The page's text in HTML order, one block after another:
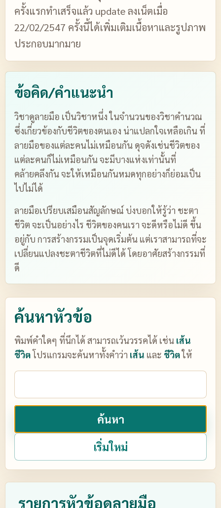
ครั้งแรกทำเสร็จแล้ว update ลงเน็ตเมื่อ
22/02/2547 ครั้งนี้ได้เพิ่มเติมเนื้อหาและรูปภาพ
ประกอบมากมาย
ข้อคิด/คำแนะนำ
วิชาดูลายมือ เป็นวิชาหนึ่ง ในจำนวนของวิชาคำนวณ
ซึ่งเกี่ยวข้องกับชีวิตของตนเอง น่าแปลกใจเหลือเกิน ที่
ลายมือของแต่ละคนไม่เหมือนกัน ดุจดังเช่นชีวิตของ
แต่ละคนก็ไม่เหมือนกัน จะมีบางแห่งเท่านั้นที่
คล้ายคลึงกัน จะให้เหมือนกันหมดทุกอย่างก็ย่อมเป็น
ไปไม่ได้
ลายมือเปรียบเสมือนสัญลักษณ์ บ่งบอกให้รู้ว่า ชะตา
ชีวิต จะเป็นอย่างไร ชีวิตของคนเรา จะดีหรือไม่ดี ขึ้น
อยู่กับ การสร้างกรรมเป็นจุดเริ่มต้น แต่เราสามารถที่จะ
เปลี่ยนแปลงชะตาชีวิตที่ไม่ดีได้ โดยอาศัยสร้างกรรมที่
ดี
ค้นหาหัวข้อ
พิมพ์คำใดๆ ที่นึกได้ สามารถเว้นวรรคได้ เช่น เส้น
ชีวิตโปรแกรมจะค้นหาทั้งคำว่า เส้น และ ชีวิตให้
รายการหัวข้อดูลายมือ